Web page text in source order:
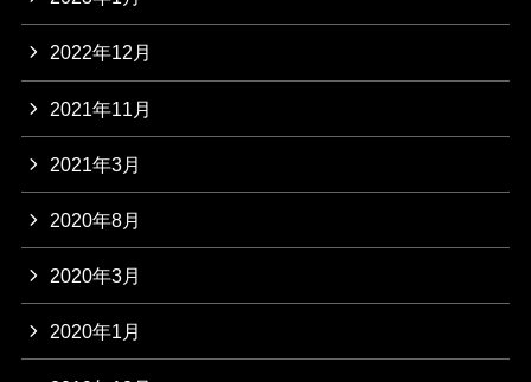
2022年12月
2021年11月
2021年3月
2020年8月
2020年3月
2020年1月